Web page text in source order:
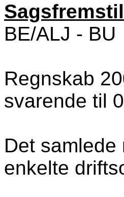
BE/ALJ - BU
Regnskab
svarende til
Det
enkelte